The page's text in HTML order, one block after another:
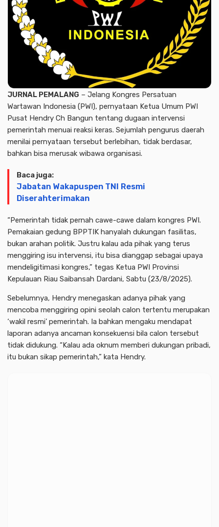
JURNAL PEMALANG – Jelang Kongres Persatuan
Wartawan Indonesia (PWI), pernyataan Ketua Umum PWI
Pusat Hendry Ch Bangun tentang dugaan intervensi
pemerintah menuai reaksi keras. Sejumlah pengurus daerah
menilai pernyataan tersebut berlebihan, tidak berdasar,
bahkan bisa merusak wibawa organisasi.
Baca juga:
Jabatan Wakapuspen TNI Resmi
Diserahterimakan
“Pemerintah tidak pernah cawe-cawe dalam kongres PWI.
Pemakaian gedung BPPTIK hanyalah dukungan fasilitas,
bukan arahan politik. Justru kalau ada pihak yang terus
menggiring isu intervensi, itu bisa dianggap sebagai upaya
mendeligitimasi kongres,” tegas Ketua PWI Provinsi
Kepulauan Riau Saibansah Dardani, Sabtu (23/8/2025).
Sebelumnya, Hendry menegaskan adanya pihak yang
mencoba menggiring opini seolah calon tertentu merupakan
‘wakil resmi’ pemerintah. Ia bahkan mengaku mendapat
laporan adanya ancaman konsekuensi bila calon tersebut
tidak didukung. “Kalau ada oknum memberi dukungan pribadi,
itu bukan sikap pemerintah,” kata Hendry.